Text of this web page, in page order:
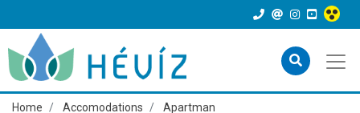
Home Accomodations
Apartman